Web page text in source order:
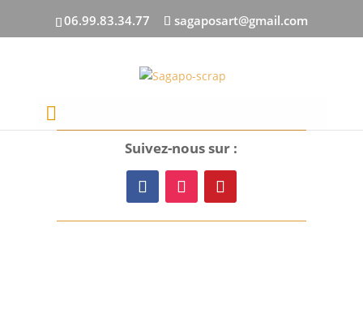
06.99.83.34.77 sagaposart@gmail.com
Suivez-nous sur :